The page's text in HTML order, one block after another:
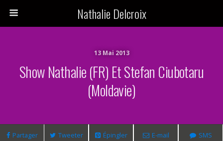
Nathalie Delcroix
13 Mai 2013
Show Nathalie (FR) Et Stefan Ciubotaru
(Moldavie)
Partager Tweeter Épingler E-mail SMS